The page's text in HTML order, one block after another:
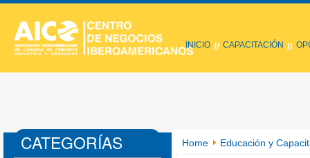
INICIO // CAPACITACIÓN //
CATEGORÍAS Home Educación y